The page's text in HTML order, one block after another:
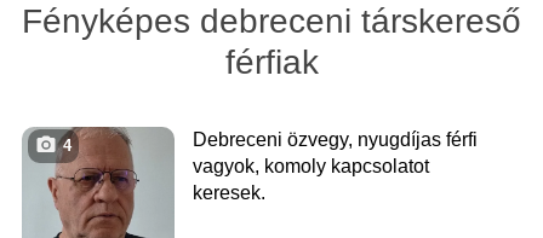
Fényképes debreceni társkereső
férfiak
4
Debreceni özvegy, nyugdíjas férfi
vagyok, komoly kapcsolatot
keresek.